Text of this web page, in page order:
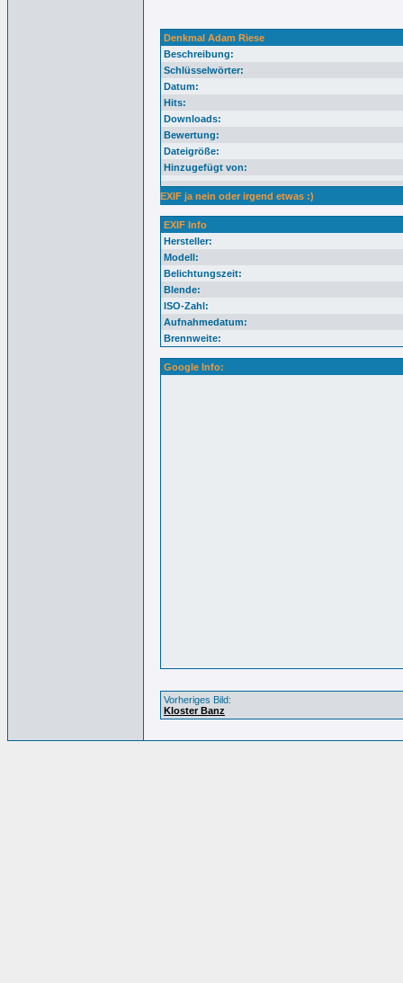
Denkmal Adam Riese
Beschreibung:
Schlüsselwörter:
Datum:
Hits:
Downloads:
Bewertung:
Dateigröße:
Hinzugefügt von:
EXIF ja nein oder irgend etwas :)
EXIF Info
Hersteller:
Modell:
Belichtungszeit:
Blende:
ISO-Zahl:
Aufnahmedatum:
Brennweite:
Google Info:
Vorheriges Bild:
Kloster Banz